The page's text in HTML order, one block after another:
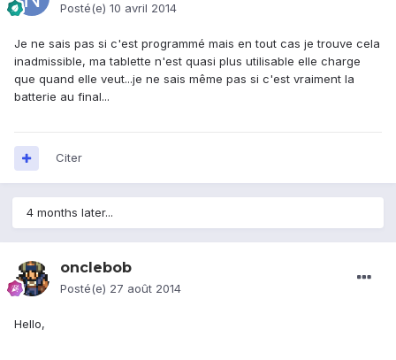
Posté(e) 10 avril 2014
Je ne sais pas si c'est programmé mais en tout cas je trouve cela
inadmissible, ma tablette n'est quasi plus utilisable elle charge
que quand elle veut...je ne sais même pas si c'est vraiment la
batterie au final...
Citer
4 months later...
onclebob
Posté(e) 27 août 2014
Hello,